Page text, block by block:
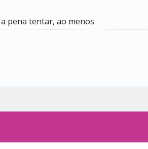
pena tentar, ao menos